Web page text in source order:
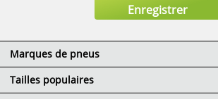
Marques de pneus
Tailles populaires